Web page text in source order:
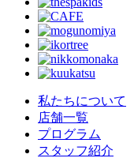
私たちについて
店舗一覧
プログラム
スタッフ紹介